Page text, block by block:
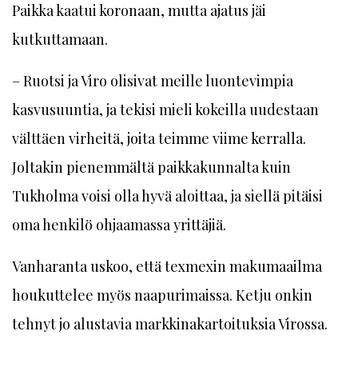
Paikka kaatui koronaan, mutta ajatus jäi
kutkuttamaan.
– Ruotsi ja Viro olisivat meille luontevimpia
kasvusuuntia, ja tekisi mieli kokeilla uudestaan
välttäen virheitä, joita teimme viime kerralla.
Joltakin pienemmältä paikkakunnalta kuin
Tukholma voisi olla hyvä aloittaa, ja siellä pitäisi
oma henkilö ohjaamassa yrittäjiä.
Vanharanta uskoo, että tex­mexin makumaailma
houkuttelee myös naapurimaissa. Ketju onkin
tehnyt jo alustavia markkinakartoituksia Virossa.